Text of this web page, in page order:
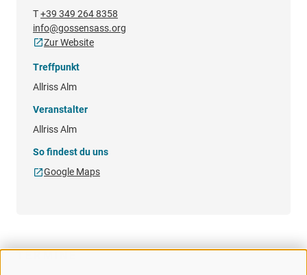
T+39 349 264 8358
info@gossensass.org
Zur Website
Treffpunkt
Allriss Alm
Veranstalter
Allriss Alm
So findest du uns
Google Maps